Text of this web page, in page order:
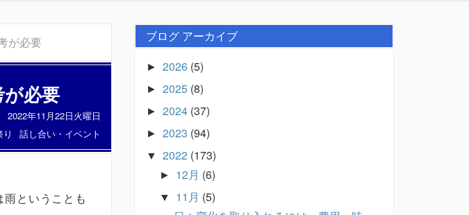
が必要
必要
2022年11月22日火曜日
話し合い・イベント
ということも
ブログ アーカイブ
► 2026 (5)
► 2025 (8)
► 2024 (37)
► 2023 (94)
▼ 2022 (173)
► 12月 (6)
▼ 11月 (5)